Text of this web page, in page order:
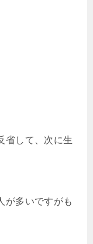
省して、次に生
が多いですがも